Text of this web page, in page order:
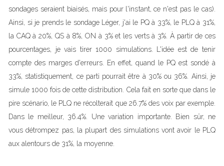
sondages seraient biaisés, mais pour l'instant, ce n'est pas le cas).
Ainsi, si je prends le sondage Léger, j'ai le PQ à 33%, le PLQ à 31%,
la CAQ à 20%, QS à 8%, ON à 3% et les verts à 3%. À partir de ces
pourcentages, je vais tirer 1000 simulations. L'idée est de tenir
compte des marges d'erreurs. En effet, quand le PQ est sondé à
33%, statistiquement, ce parti pourrait être à 30% ou 36%. Ainsi, je
simule 1000 fois de cette distribution. Cela fait en sorte que dans le
pire scénario, le PLQ ne récolterait que 26.7% des voix par exemple.
Dans le meilleur, 36.4%. Une variation importante. Bien sûr, ne
vous détrompez pas, la plupart des simulations vont avoir le PLQ
aux alentours de 31%, la moyenne.